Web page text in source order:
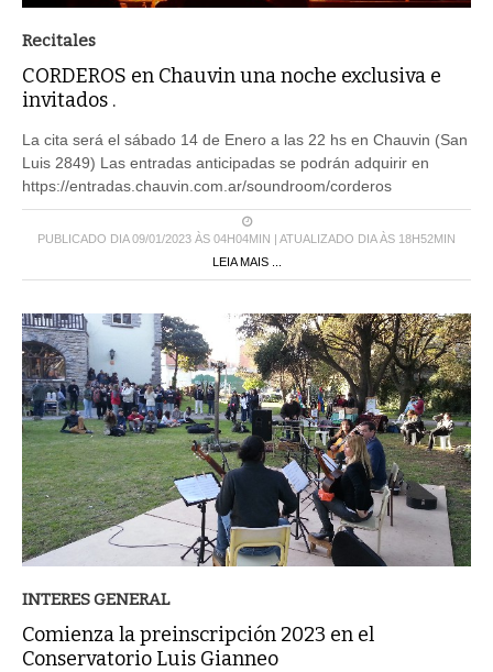
Recitales
CORDEROS en Chauvin una noche exclusiva e
invitados .
La cita será el sábado 14 de Enero a las 22 hs en Chauvin (San
Luis 2849) Las entradas anticipadas se podrán adquirir en
https://entradas.chauvin.com.ar/soundroom/corderos
PUBLICADO DIA 09/01/2023 ÀS 04H04MIN | ATUALIZADO DIA ÀS 18H52MIN
LEIA MAIS ...
INTERES GENERAL
Comienza la preinscripción 2023 en el
Conservatorio Luis Gianneo